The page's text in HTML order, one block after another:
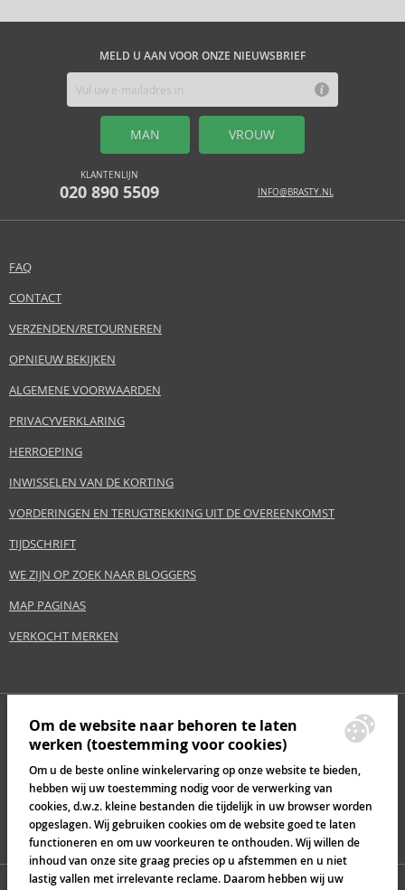
MELD U AAN VOOR ONZE NIEUWSBRIEF
MAN VROUW
KLANTENLIJN
020 890 5509 INFO@BRASTY.NL
FAQ
CONTACT
VERZENDEN/RETOURNEREN
OPNIEUW BEKIJKEN
ALGEMENE VOORWAARDEN
PRIVACYVERKLARING
HERROEPING
INWISSELEN VAN DE KORTING
VORDERINGEN EN TERUGTREKKING UIT DE OVEREENKOMST
TIJDSCHRIFT
WE ZIJN OP ZOEK NAAR BLOGGERS
MAP PAGINAS
VERKOCHT MERKEN
Om de website naar behoren te laten
werken (toestemming voor cookies)
Om u de beste online winkelervaring op onze website te bieden,
hebben wij uw toestemming nodig voor de verwerking van
cookies, d.w.z. kleine bestanden die tijdelijk in uw browser worden
opgeslagen. Wij gebruiken cookies om de website goed te laten
functioneren en om uw voorkeuren te onthouden. Wij willen de
inhoud van onze site graag precies op u afstemmen en u niet
lastig vallen met irrelevante reclame. Daarom hebben wij uw